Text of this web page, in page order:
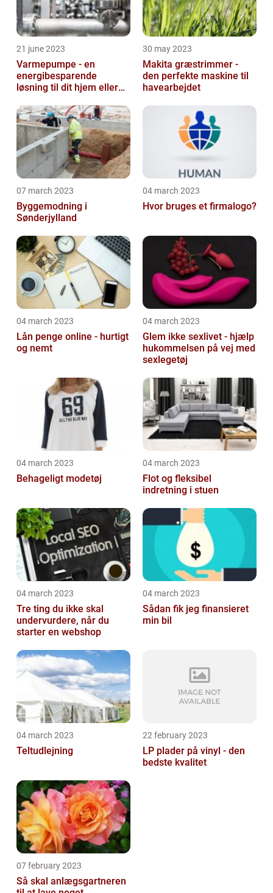
21 june 2023
Varmepumpe - en
energibesparende
løsning til dit hjem eller
30 may 2023
Makita græstrimmer -
den perfekte maskine til
havearbejdet
07 march 2023
Byggemodning i
Sønderjylland
04 march 2023
Hvor bruges et firmalogo?
04 march 2023
Lån penge online - hurtigt
og nemt
04 march 2023
Glem ikke sexlivet - hjælp
hukommelsen på vej med
sexlegetøj
04 march 2023
Behageligt modetøj
04 march 2023
Flot og fleksibel
indretning i stuen
04 march 2023
Tre ting du ikke skal
undervurdere, når du
starter en webshop
04 march 2023
Sådan fik jeg finansieret
min bil
04 march 2023
Teltudlejning
22 february 2023
LP plader på vinyl - den
bedste kvalitet
07 february 2023
Så skal anlægsgartneren